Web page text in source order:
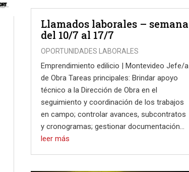
Llamados laborales – semana
del 10/7 al 17/7
OPORTUNIDADES LABORALES
Emprendimiento edilicio | Montevideo Jefe/a
de Obra Tareas principales: Brindar apoyo
técnico a la Dirección de Obra en el
seguimiento y coordinación de los trabajos
en campo; controlar avances, subcontratos
y cronogramas; gestionar documentación...
leer más